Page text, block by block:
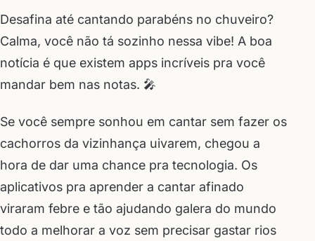
Desafina até cantando parabéns no chuveiro?
Calma, você não tá sozinho nessa vibe! A boa
notícia é que existem apps incríveis pra você
mandar bem nas notas. 🎤
Se você sempre sonhou em cantar sem fazer os
cachorros da vizinhança uivarem, chegou a
hora de dar uma chance pra tecnologia. Os
aplicativos pra aprender a cantar afinado
viraram febre e tão ajudando galera do mundo
todo a melhorar a voz sem precisar gastar rios